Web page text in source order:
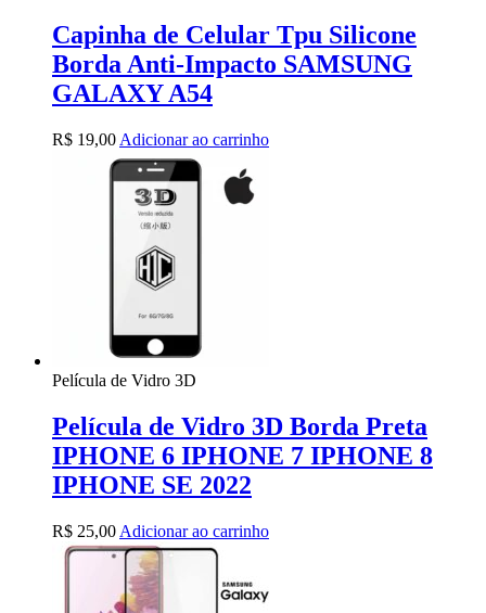
Capinha de Celular Tpu Silicone
Borda Anti-Impacto SAMSUNG
GALAXY A54
R$ 19,00 Adicionar ao carrinho
Película de Vidro 3D
Película de Vidro 3D Borda Preta
IPHONE 6 IPHONE 7 IPHONE 8
IPHONE SE 2022
R$ 25,00 Adicionar ao carrinho